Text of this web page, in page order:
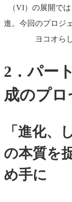
（VI）の展開で
進。今回のプロジ
ヨコオら
2．パー
成のプロ
「進化、
の本質を
め手に